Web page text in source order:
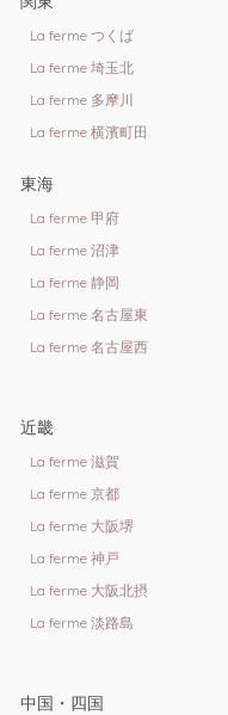
La ferme つくば
La ferme 埼玉北
La ferme 多摩川
La ferme 横濱町田
東海
La ferme 甲府
La ferme 沼津
La ferme 静岡
La ferme 名古屋東
La ferme 名古屋西
近畿
La ferme 滋賀
La ferme 京都
La ferme 大阪堺
La ferme 神戸
La ferme 大阪北摂
La ferme 淡路島
中国・四国